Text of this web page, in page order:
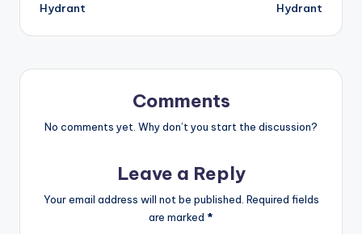
Hydrant
Hydrant
Comments
No comments yet. Why don’t you start the discussion?
Leave a Reply
Your email address will not be published. Required fields
are marked *